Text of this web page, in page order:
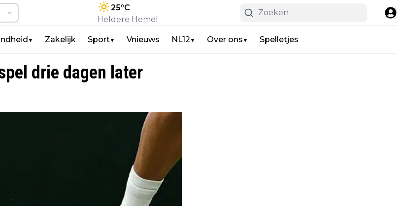
25°C
Heldere Hemel
▼ Zakelijk Sport▼ Vnieuws NL12 ▼ Over ons ▼ Spelletjes
drie dagen later